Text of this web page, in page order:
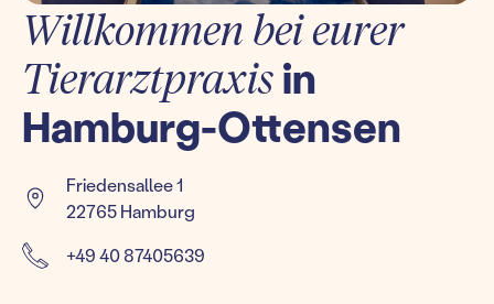
Willkommen bei eurer
Tierarztpraxisin
Hamburg-Ottensen
Friedensallee 1
22765 Hamburg
+49 40 87405639